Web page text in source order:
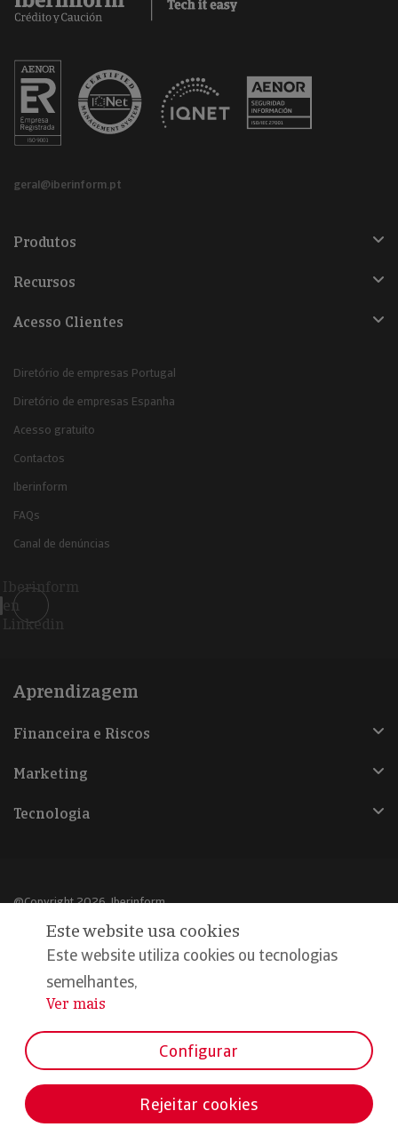
geral@iberinform.pt
Produtos
Recursos
Acesso Clientes
Diretório de empresas Portugal
Diretório de empresas Espanha
Acesso gratuito
Contactos
Iberinform
FAQs
Canal de denúncias
Iberinform
en
Linkedin
Aprendizagem
Financeira e Riscos
Marketing
Tecnologia
@Copyright 2026, Iberinform
Política de cookies
Declaração de privacidade
Compromisso qualidade e segurança
Este website usa cookies
Este website utiliza cookies ou tecnologias
semelhantes,
...
Ver mais
Configurar
Rejeitar cookies